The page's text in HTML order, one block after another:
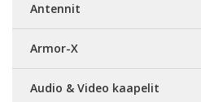
Antennit
Armor-X
Audio & Video kaapelit